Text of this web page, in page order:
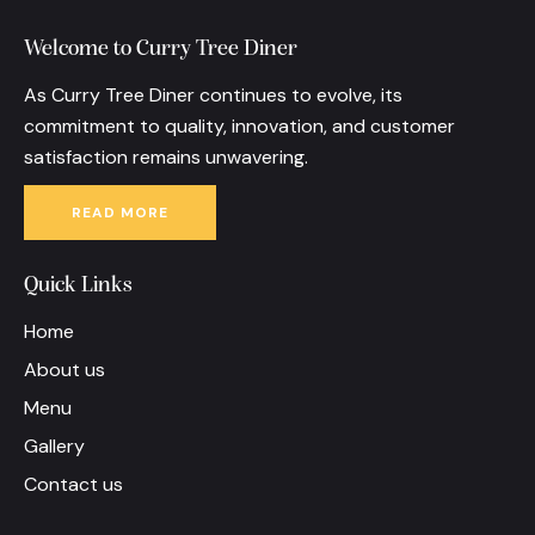
Welcome to Curry Tree Diner
As Curry Tree Diner continues to evolve, its
commitment to quality, innovation, and customer
satisfaction remains unwavering.
READ MORE
Quick Links
Home
About us
Menu
Gallery
Contact us